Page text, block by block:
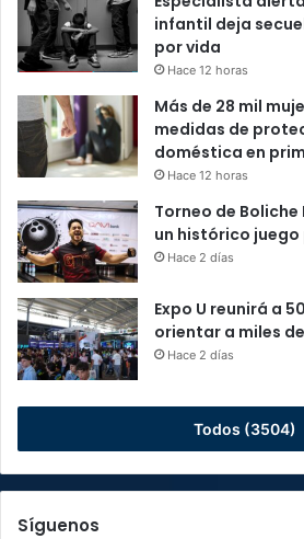
infantil deja
por vida
Hace 12 horas
Más de 28 mil
medidas de
doméstica en
Hace 12 horas
Torneo de
un histórico
Hace 2 días
Expo U reunirá a
orientar a miles
Hace 2 días
Todos (3504)
Síguenos